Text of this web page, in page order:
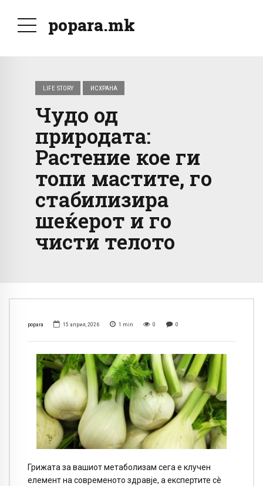
popara.mk
LIFE STORY ИСХРАНА
Чудо од
природата:
Растение кое ги
топи мастите, го
стабилизира
шеќерот и го
чисти телото
popara 15 април, 2026 1 min 0 0
Грижата за вашиот метаболизам сега е клучен
елемент на современото здравје, а експертите сè